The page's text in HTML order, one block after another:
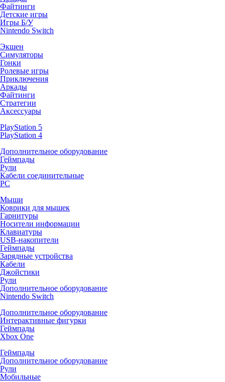
Файтинги
Детские игры
Игры Б/У
Nintendo Switch
Экшен
Симуляторы
Гонки
Ролевые игры
Приключения
Аркады
Файтинги
Стратегии
Аксессуары
PlayStation 5
PlayStation 4
Дополнительное оборудование
Геймпады
Рули
Кабели соединительные
PC
Мыши
Коврики для мышек
Гарнитуры
Носители информации
Клавиатуры
USB-накопители
Геймпады
Зарядные устройства
Кабели
Джойстики
Рули
Дополнительное оборудование
Nintendo Switch
Дополнительное оборудование
Интерактивные фигурки
Геймпады
Xbox One
Геймпады
Дополнительное оборудование
Рули
Мобильные